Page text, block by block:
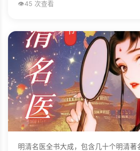
👁️45 次查看
明清名医全书大成，包含几十个明清著